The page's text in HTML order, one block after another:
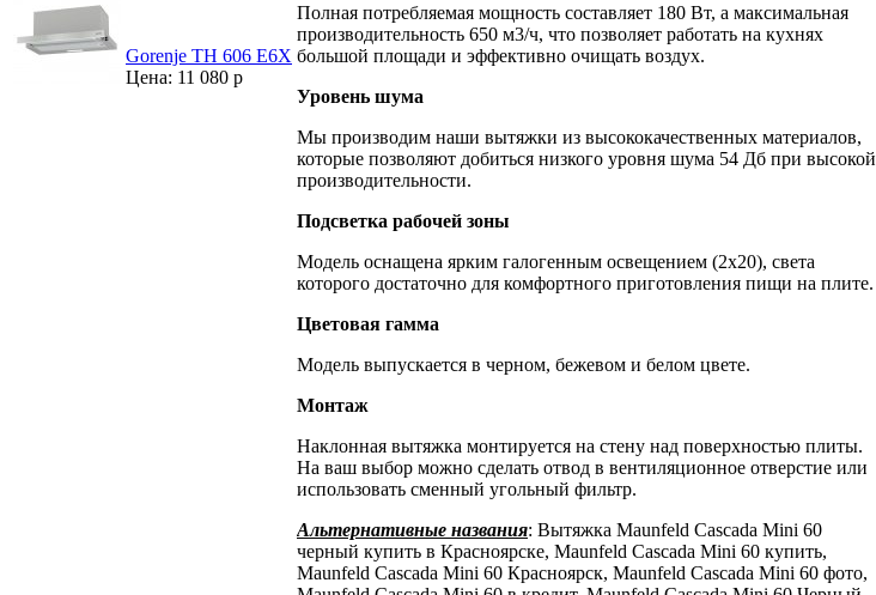
Gorenje TH 606 E6X
Цена: 11 080 р
Полная потребляемая мощность составляет 180 Вт, а максимальная
производительность 650 м3/ч, что позволяет работать на кухнях
большой площади и эффективно очищать воздух.
Уровень шума
Мы производим наши вытяжки из высококачественных материалов,
которые позволяют добиться низкого уровня шума 54 Дб при высокой
производительности.
Подсветка рабочей зоны
Модель оснащена ярким галогенным освещением (2х20), света
которого достаточно для комфортного приготовления пищи на плите.
Цветовая гамма
Модель выпускается в черном, бежевом и белом цвете.
Монтаж
Наклонная вытяжка монтируется на стену над поверхностью плиты.
На ваш выбор можно сделать отвод в вентиляционное отверстие или
использовать сменный угольный фильтр.
Альтернативные названия: Вытяжка Maunfeld Cascada Mini 60
черный купить в Красноярске, Maunfeld Cascada Mini 60 купить,
Maunfeld Cascada Mini 60 Красноярск, Maunfeld Cascada Mini 60 фото,